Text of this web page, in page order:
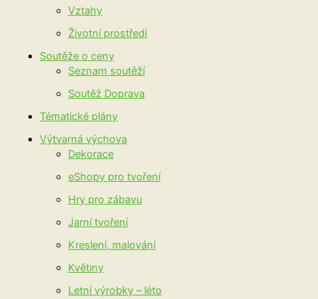
Vztahy
Životní prostředí
Soutěže o ceny
Seznam soutěží
Soutěž Doprava
Tématické plány
Výtvarná výchova
Dekorace
eShopy pro tvoření
Hry pro zábavu
Jarní tvoření
Kreslení, malování
Květiny
Letní výrobky – léto